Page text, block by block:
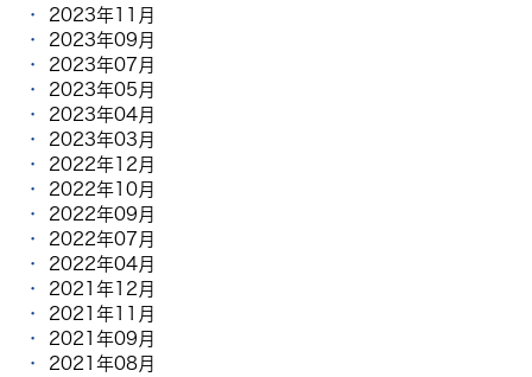
2023年11月
2023年09月
2023年07月
2023年05月
2023年04月
2023年03月
2022年12月
2022年10月
2022年09月
2022年07月
2022年04月
2021年12月
2021年11月
2021年09月
2021年08月